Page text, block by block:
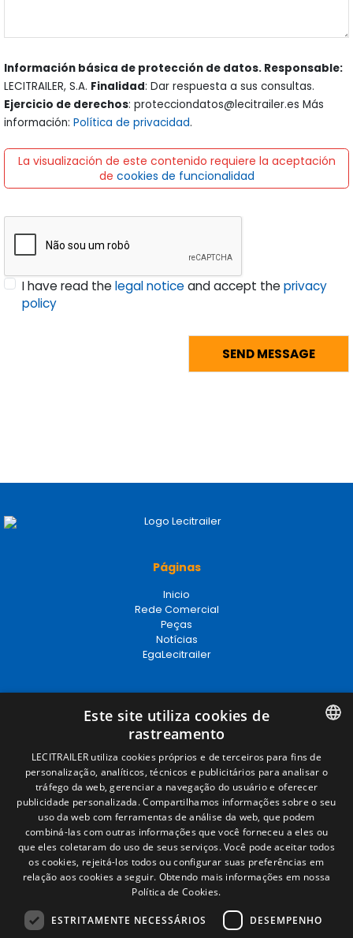
Información básica de protección de datos. Responsable:
LECITRAILER, S.A. Finalidad: Dar respuesta a sus consultas.
Ejercicio de derechos: protecciondatos@lecitrailer.es Más
información: Política de privacidad.
La visualización de este contenido requiere la aceptación
de cookies de funcionalidad
I have read thelegal noticeand accept theprivacy
policy
Páginas
Inicio
Rede Comercial
Peças
Notícias
EgaLecitrailer
Aviso legal
Política de cookies
Condições Gerais de Venda
Gerenciar cookies
Contacto
Camino de los Huertos, S/N. Apdo 100
50620 - Casetas (Zaragoza) SPAIN
SPANISH
ENGLISH
FRENCH
ITALIAN
PORTUGUESE
Este site utiliza cookies de
rastreamento
LECITRAILER utiliza cookies próprios e de terceiros para fins de
personalização, analíticos, técnicos e publicitários para analisar o
tráfego da web, gerenciar a navegação do usuário e oferecer
publicidade personalizada. Compartilhamos informações sobre o seu
uso da web com ferramentas de análise da web, que podem
combiná-las com outras informações que você forneceu a eles ou
que eles coletaram do uso de seus serviços. Você pode aceitar todos
os cookies, rejeitá-los todos ou configurar suas preferências em
relação aos cookies a seguir. Obtendo mais informações em nossa
Política de Cookies.
ESTRITAMENTE NECESSÁRIOS DESEMPENHO